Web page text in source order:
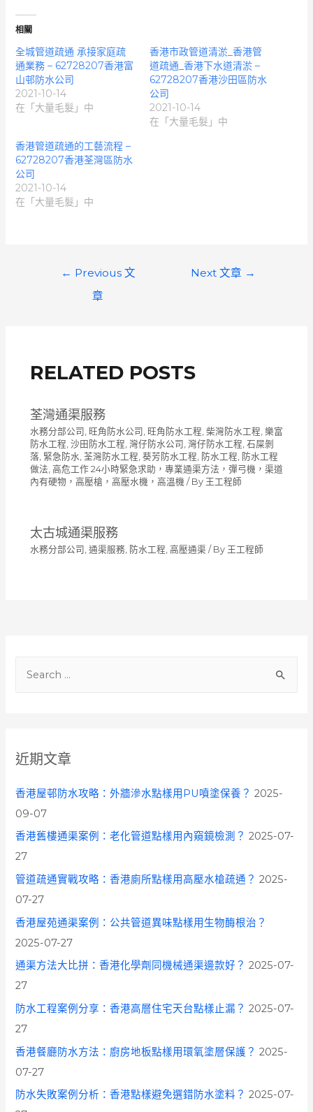
h
f
o
近期文章
香港屋邨防水攻略：外牆滲水點樣用PU噴塗保養？ 2025-
09-07
香港舊樓通渠案例：老化管道點樣用內窺鏡檢測？ 2025-07-
27
管道疏通實戰攻略：香港廁所點樣用高壓水槍疏通？ 2025-
07-27
香港屋苑通渠案例：公共管道異味點樣用生物酶根治？
2025-07-27
通渠方法大比拼：香港化學劑同機械通渠邊款好？ 2025-07-
27
防水工程案例分享：香港高層住宅天台點樣止漏？ 2025-07-
27
香港餐廳防水方法：廚房地板點樣用環氧塗層保護？ 2025-
07-27
防水失敗案例分析：香港點樣避免選錯防水塗料？ 2025-07-
相關
全城管道疏通 承接家庭疏
通業務 – 62728207香港富
山邨防水公司
2021-10-14
在「大量毛髮」中
香港市政管道清淤_香港管
道疏通_香港下水道清淤 –
62728207香港沙田區防水
公司
2021-10-14
在「大量毛髮」中
香港管道疏通的工藝流程 –
62728207香港荃灣區防水
公司
2021-10-14
在「大量毛髮」中
← Previous 文
章
Next 文章 →
RELATED POSTS
荃灣通渠服務
水務分部公司 , 旺角防水公司 , 旺角防水工程, 柴灣防水工程, 樂富
防水工程, 沙田防水工程, 灣仔防水公司 , 灣仔防水工程, 石屎剝
落, 緊急防水, 荃灣防水工程, 葵芳防水工程, 防水工程, 防水工程
做法, 高危工作 24小時緊急求助，專業通渠方法，彈弓機，渠道
內有硬物，高壓槍，高壓水機，高溫機 / By 王工程師
太古城通渠服務
水務分部公司 通渠服務 防水工程 高壓通渠 / By 王工程師